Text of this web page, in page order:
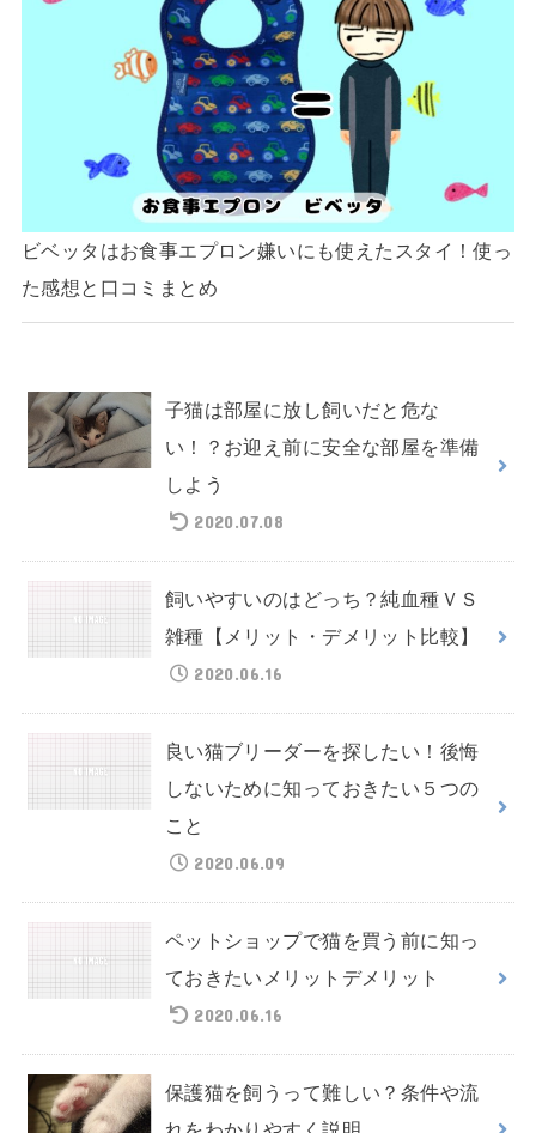
ビベッタはお食事エプロン嫌いにも使えたスタイ！使っ
た感想と口コミまとめ
子猫は部屋に放し飼いだと危な
い！？お迎え前に安全な部屋を準備
しよう
2020.07.08
飼いやすいのはどっち？純血種ＶＳ
雑種【メリット・デメリット比較】
2020.06.16
良い猫ブリーダーを探したい！後悔
しないために知っておきたい５つの
こと
2020.06.09
ペットショップで猫を買う前に知っ
ておきたいメリットデメリット
2020.06.16
保護猫を飼うって難しい？条件や流